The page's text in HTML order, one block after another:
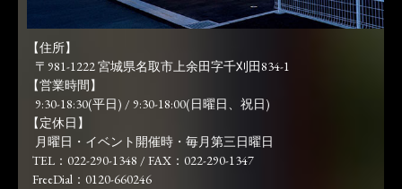
【住所】
〒981-1222 宮城県名取市上余田字千刈田834-1
【営業時間】
9:30-18:30(平日) / 9:30-18:00(日曜日、祝日)
【定休日】
月曜日・イベント開催時・毎月第三日曜日
TEL：022-290-1348 / FAX：022-290-1347
FreeDial：0120-660246